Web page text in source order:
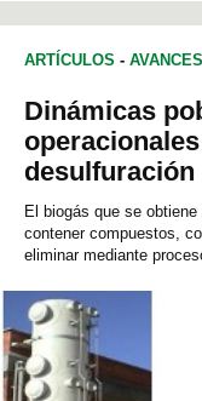
ARTÍCULOS - AVANCES
Dinámicas
desulfuración
El biogás que se
contener compuestos,
eliminar mediante